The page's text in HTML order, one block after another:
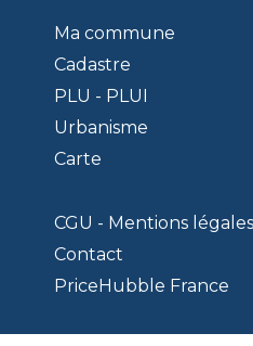
Ma commune
Cadastre
PLU - PLUI
Urbanisme
Carte
CGU - Mentions légales
Contact
PriceHubble France